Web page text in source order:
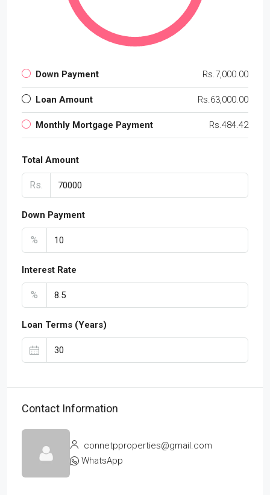
Down Payment Rs.7,000.00
Loan Amount Rs.63,000.00
Monthly Mortgage Payment Rs.484.42
Total Amount
Rs.
Down Payment
%
Interest Rate
%
Loan Terms (Years)
Contact Information
connetpproperties@gmail.com
WhatsApp